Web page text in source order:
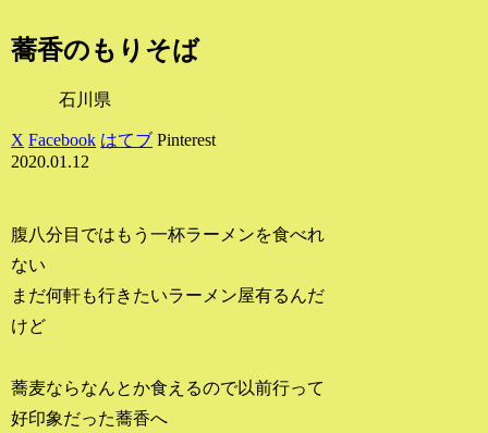
蕎香のもりそば
石川県
X Facebook はてブ Pinterest
2020.01.12
腹八分目ではもう一杯ラーメンを食べれ
ない
まだ何軒も行きたいラーメン屋有るんだ
けど
蕎麦ならなんとか食えるので以前行って
好印象だった蕎香へ